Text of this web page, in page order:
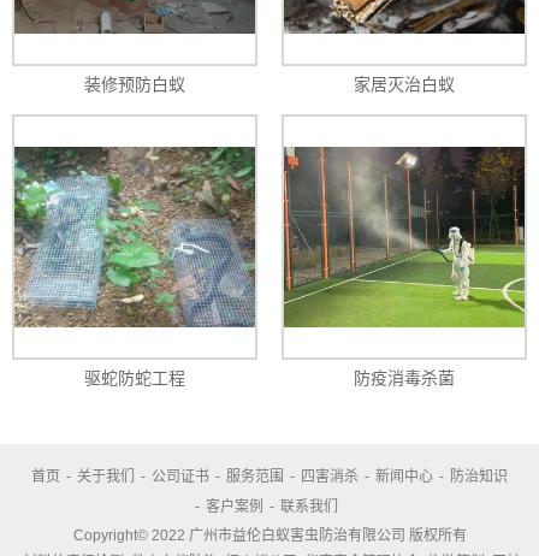
装修预防白蚁 家居灭治白蚁
驱蛇防蛇工程 防疫消毒杀菌
首页 - 关于我们 - 公司证书 - 服务范围 - 四害消杀 - 新闻中心 - 防治知识
- 客户案例 - 联系我们
Copyright© 2022 广州市益伦白蚁害虫防治有限公司 版权所有